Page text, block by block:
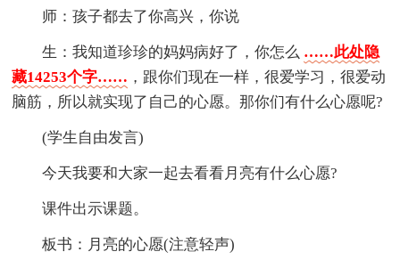
师：孩子都去了你高兴，你说
生：我知道珍珍的妈妈病好了，你怎么 ……此处隐
藏14253个字…… ，跟你们现在一样，很爱学习，很爱动
脑筋，所以就实现了自己的心愿。那你们有什么心愿呢?
(学生自由发言)
今天我要和大家一起去看看月亮有什么心愿?
课件出示课题。
板书：月亮的心愿(注意轻声)